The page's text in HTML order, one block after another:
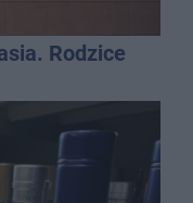
Rodzice